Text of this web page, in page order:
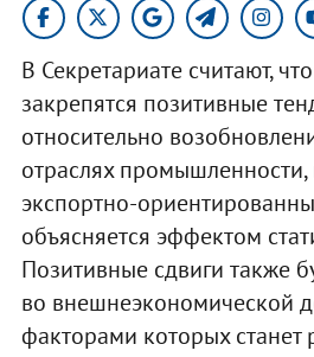
В Секретариате считают,
закрепятся позитивные
относительно
отраслях
экспортно-
объясняется эффектом
Позитивные сдвиги также
во внешнеэкономической
факторами которых станет